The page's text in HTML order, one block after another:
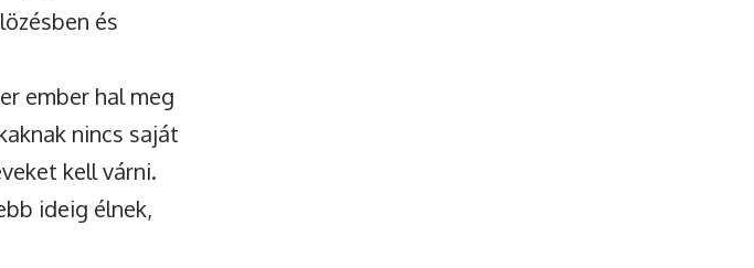
és
ember hal meg
nincs saját
kell várni.
ideig élnek,